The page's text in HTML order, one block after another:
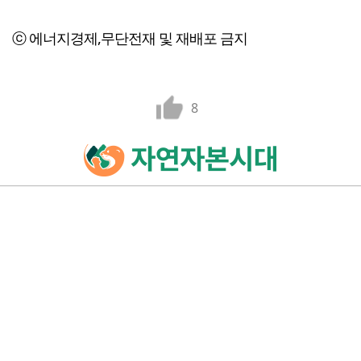
ⓒ 에너지경제,무단전재 및 재배포 금지
8